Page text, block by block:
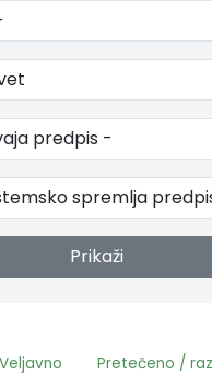
Prikaži
Veljavno Pretečeno /
in redarstvo